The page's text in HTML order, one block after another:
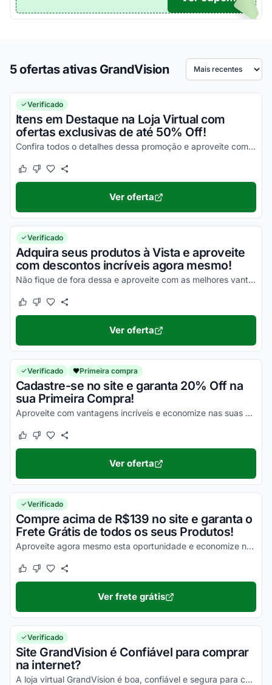
5 ofertas ativas GrandVision Ordenar por
Verificado
Itens em Destaque na Loja Virtual com
ofertas exclusivas de até 50% Off!
Confira todos o detalhes dessa promoção e aproveite com vantagens simplesmente incríveis!
Este cupom funcionou
Este cupom não funcionou
Ver oferta
Verificado
Adquira seus produtos à Vista e aproveite
com descontos incríveis agora mesmo!
Não fique de fora dessa e aproveite com as melhores vantagens!
Este cupom funcionou
Este cupom não funcionou
Ver oferta
Verificado Primeira compra
Cadastre-se no site e garanta 20% Off na
sua Primeira Compra!
Aproveite com vantagens incríveis e economize nas suas compras da melhor maneira possível!
Este cupom funcionou
Este cupom não funcionou
Ver oferta
Verificado
Compre acima de R$139 no site e garanta o
Frete Grátis de todos os seus Produtos!
Aproveite agora mesmo esta oportunidade e economize no valor da entrega de todos os seus produtos!
Este cupom funcionou
Este cupom não funcionou
Ver frete grátis
Verificado
Site GrandVision é Confiável para comprar
na internet?
A loja virtual GrandVision é boa, confiável e segura para compras online. Pesquise, confira os comentários e constate!